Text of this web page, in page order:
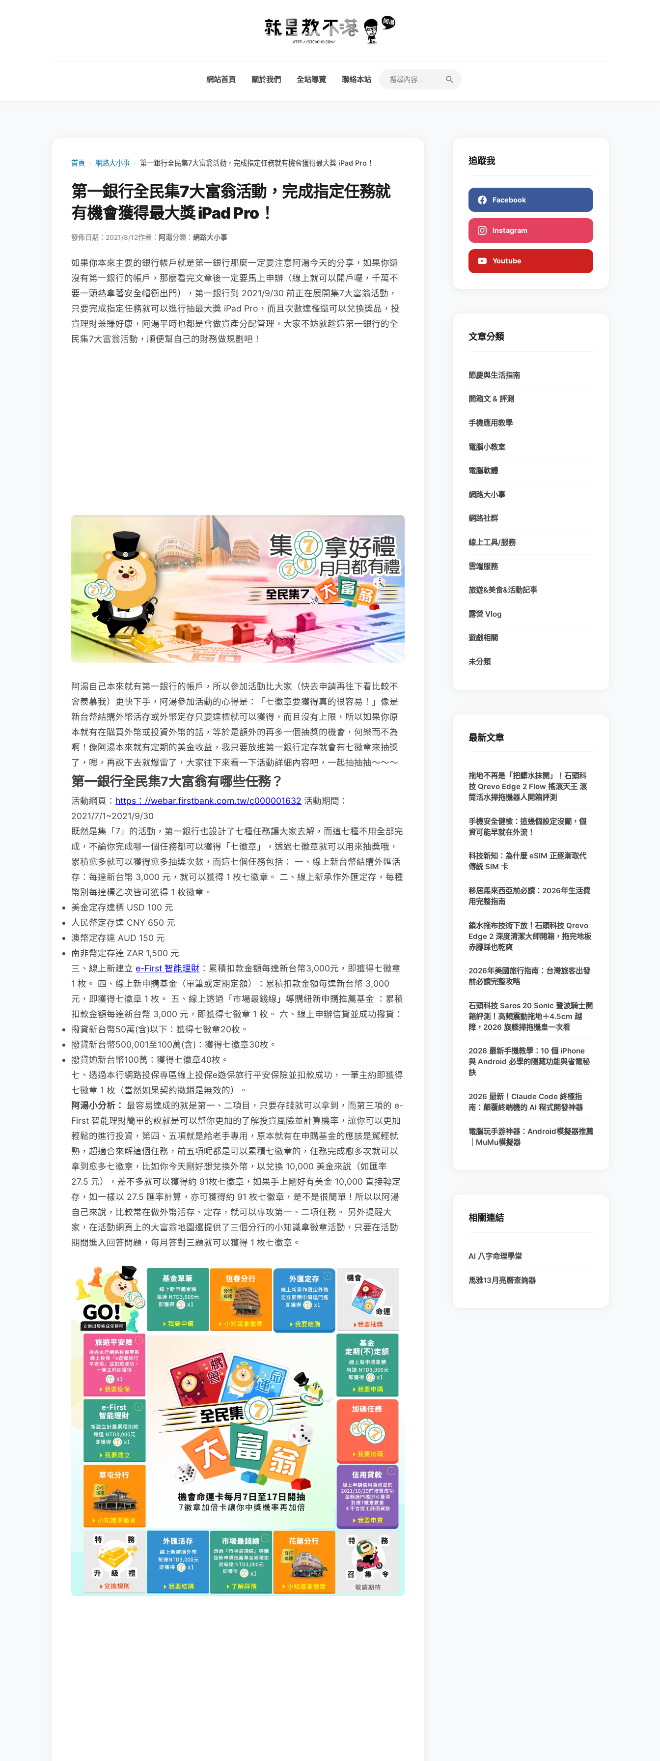
網站首頁 關於我們 全站導覽 聯絡本站
首頁 › 網路大小事 › 第一銀行全民集7大富翁活動，完成指定任務就有機會獲得最大獎 iPad Pro！
第一銀行全民集7大富翁活動，完成指定任務就
有機會獲得最大獎 iPad Pro！
發佈日期：2021/8/12作者： 阿湯分類： 網路大小事
如果你本來主要的銀行帳戶就是第一銀行那麼一定要注意阿湯今天的分享，如果你還
沒有第一銀行的帳戶，那麼看完文章後一定要馬上申辦（線上就可以開戶囉，千萬不
要一頭熱拿著安全帽衝出門），第一銀行到 2021/9/30 前正在展開集7大富翁活動，
只要完成指定任務就可以進行抽最大獎 iPad Pro，而且次數達檻還可以兌換獎品，投
資理財兼賺好康，阿湯平時也都是會做資產分配管理，大家不妨就趁這第一銀行的全
民集7大富翁活動，順便幫自己的財務做規劃吧！
阿湯自己本來就有第一銀行的帳戶，所以參加活動比大家（快去申請再往下看比較不
會羨慕我）更快下手，阿湯參加活動的心得是：「七徽章要獲得真的很容易！」像是
新台幣結購外幣活存或外幣定存只要達標就可以獲得，而且沒有上限，所以如果你原
本就有在購買外幣或投資外幣的話，等於是額外的再多一個抽獎的機會，何樂而不為
啊！像阿湯本來就有定期的美金收益，我只要放進第一銀行定存就會有七徽章來抽獎
了，嗯，再說下去就爆雷了，大家往下來看一下活動詳細內容吧，一起抽抽抽～～～
第一銀行全民集7大富翁有哪些任務？
活動網頁： https：//webar.firstbank.com.tw/c000001632 活動期間：
2021/7/1~2021/9/30
既然是集「7」的活動，第一銀行也設計了七種任務讓大家去解，而這七種不用全部完
成，不論你完成哪一個任務都可以獲得「七徽章」，透過七徽章就可以用來抽獎哦，
累積愈多就可以獲得愈多抽獎次數，而這七個任務包括： 一、線上新台幣結購外匯活
存：每達新台幣 3,000 元，就可以獲得 1 枚七徽章。 二、線上新承作外匯定存，每種
幣別每達標乙次皆可獲得 1 枚徽章。
美金定存達標 USD 100 元
人民幣定存達 CNY 650 元
澳幣定存達 AUD 150 元
南非幣定存達 ZAR 1,500 元
三、線上新建立 e-First 智能理財 ：累積扣款金額每達新台幣3,000元，即獲得七徽章
1 枚。 四、線上新申購基金（單筆或定期定額）：累積扣款金額每達新台幣 3,000
元，即獲得七徽章 1 枚。 五、線上透過「市場最錢線」導購紐新申購推薦基金 ：累積
扣款金額每達新台幣 3,000 元，即獲得七徽章 1 枚。 六、線上申辦信貸並成功撥貸：
撥貸新台幣50萬(含)以下：獲得七徽章20枚。
撥貸新台幣500,001至100萬(含)：獲得七徽章30枚。
撥貸逾新台幣100萬：獲得七徽章40枚。
七、透過本行網路投保專區線上投保e遊保旅行平安保險並扣款成功，一筆主約即獲得
七徽章 1 枚（當然如果契約撤銷是無效的）。
阿湯小分析：
最容易達成的就是第一、二項目，只要存錢就可以拿到，而第三項的 e-
First 智能理財簡單的說就是可以幫你更加的了解投資風險並計算機率，讓你可以更加
輕鬆的進行投資，第四、五項就是給老手專用，原本就有在申購基金的應該是駕輕就
熟，超適合來解這個任務，前五項呢都是可以累積七徽章的，任務完成愈多次就可以
拿到愈多七徽章，比如你今天剛好想兌換外幣，以兌換 10,000 美金來說（如匯率
27.5 元），差不多就可以獲得約 91枚七徽章，如果手上剛好有美金 10,000 直接轉定
存，如一樣以 27.5 匯率計算，亦可獲得約 91 枚七徽章，是不是很簡單！所以以阿湯
自己來說，比較常在做外幣活存、定存，就可以專攻第一、二項任務。 另外提醒大
家，在活動網頁上的大富翁地圖還提供了三個分行的小知識拿徽章活動，只要在活動
期間進入回答問題，每月答對三題就可以獲得 1 枚七徽章。
追蹤我
Facebook
Instagram
Youtube
文章分類
節慶與生活指南
開箱文 & 評測
手機應用教學
電腦小教室
電腦軟體
網路大小事
網路社群
線上工具/服務
雲端服務
旅遊&美食&活動記事
露營 Vlog
遊戲相關
未分類
最新文章
拖地不再是「把髒水抹開」！石頭科
技 Qrevo Edge 2 Flow 搖滾天王 滾
筒活水掃拖機器人開箱評測
手機安全健檢：這幾個設定沒關，個
資可能早就在外流！
科技新知：為什麼 eSIM 正逐漸取代
傳統 SIM 卡
移居馬來西亞前必讀：2026年生活費
用完整指南
鎖水拖布技術下放！石頭科技 Qrevo
Edge 2 深度清潔大師開箱，拖完地板
赤腳踩也乾爽
2026年美國旅行指南：台灣旅客出發
前必讀完整攻略
石頭科技 Saros 20 Sonic 聲波騎士開
箱評測！高頻震動拖地＋4.5cm 越
障，2026 旗艦掃拖機皇一次看
2026 最新手機教學：10 個 iPhone
與 Android 必學的隱藏功能與省電秘
訣
2026 最新！Claude Code 終極指
南：顛覆終端機的 AI 程式開發神器
電腦玩手游神器：Android模擬器推薦
｜MuMu模擬器
相關連結
AI 八字命理學堂
馬雅13月亮曆查詢器